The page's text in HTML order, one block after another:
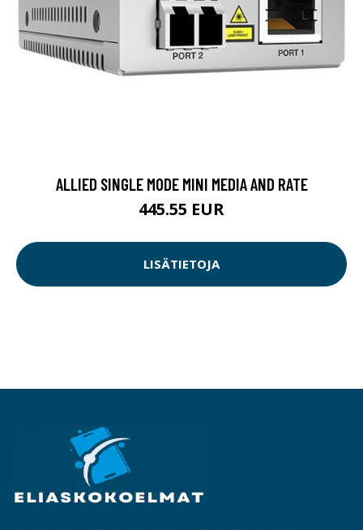
ALLIED SINGLE MODE MINI MEDIA AND RATE
445.55 EUR
LISÄTIETOJA